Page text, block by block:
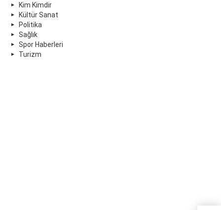
Kim Kimdir
Kültür Sanat
Politika
Sağlık
Spor Haberleri
Turizm